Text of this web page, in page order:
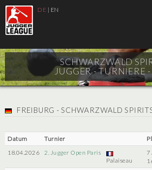
DE | EN
SCHWARZWALD
JUGGER - TURNIERE
FREIBURG - SCHWARZWALD
Datum Turnier
18.04.2026
2. Jugger Open Paris
Palaiseau
7